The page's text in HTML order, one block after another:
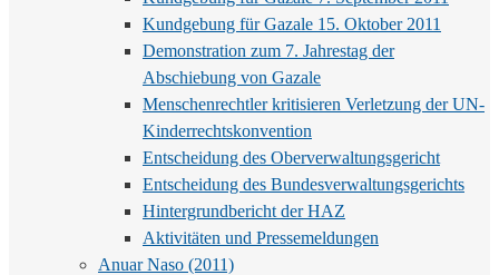
Kundgebung für Gazale 15. Oktober 2011
Demonstration zum 7. Jahrestag der
Abschiebung von Gazale
Menschenrechtler kritisieren Verletzung der UN-
Kinderrechtskonvention
Entscheidung des Oberverwaltungsgericht
Entscheidung des Bundesverwaltungsgerichts
Hintergrundbericht der HAZ
Aktivitäten und Pressemeldungen
Anuar Naso (2011)